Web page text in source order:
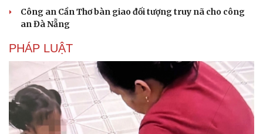
Công an Cần Thơ bàn giao đối tượng truy nã cho công
an Đà Nẵng
PHÁP LUẬT